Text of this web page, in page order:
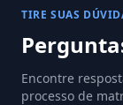
TIRE SUAS
Encontre
processo de